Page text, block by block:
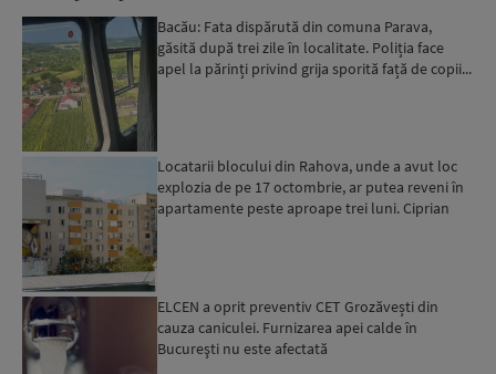
Bacău: Fata dispărută din comuna Parava,
găsită după trei zile în localitate. Poliția face
apel la părinți privind grija sporită față de copii...
Locatarii blocului din Rahova, unde a avut loc
explozia de pe 17 octombrie, ar putea reveni în
apartamente peste aproape trei luni. Ciprian
ELCEN a oprit preventiv CET Grozăvești din
cauza caniculei. Furnizarea apei calde în
Bucureşti nu este afectată